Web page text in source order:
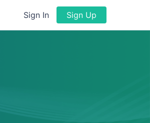
Sign In Sign Up